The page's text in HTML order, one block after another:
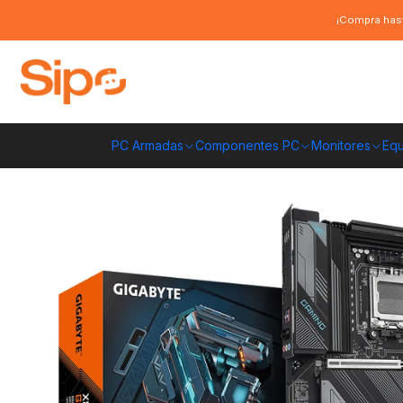
PC Armadas Componentes PC Monitores
¡Compra
Placa Madre